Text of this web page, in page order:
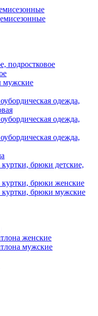
подростковое
мужские
одежда,
одежда,
одежда,
брюки детские,
куртки, брюки женские
куртки, брюки мужские
женские
мужские